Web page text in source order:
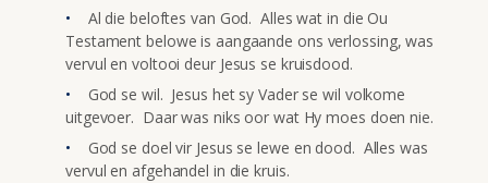
Al die beloftes van God. Alles wat in die Ou
Testament belowe is aangaande ons verlossing, was
vervul en voltooi deur Jesus se kruisdood.
God se wil. Jesus het sy Vader se wil volkome
uitgevoer. Daar was niks oor wat Hy moes doen nie.
God se doel vir Jesus se lewe en dood. Alles was
vervul en afgehandel in die kruis.